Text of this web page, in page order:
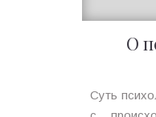
О
Ирина
MagicTantra
Суть